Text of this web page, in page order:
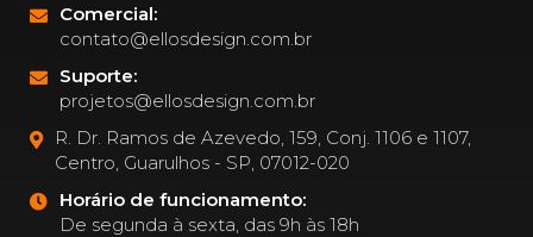
Comercial:
contato@ellosdesign.com.br
Suporte:
projetos@ellosdesign.com.br
R. Dr. Ramos de Azevedo, 159, Conj. 1106 e 1107,
Centro, Guarulhos - SP, 07012-020
Horário de funcionamento:
De segunda à sexta, das 9h às 18h